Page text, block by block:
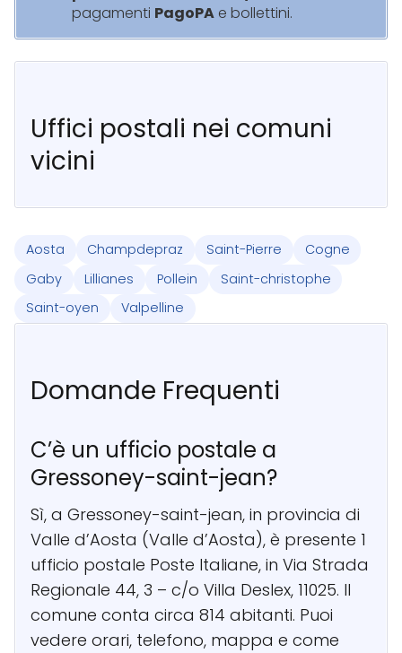
pagamenti PagoPA e bollettini.
Uffici postali nei comuni
vicini
Aosta Champdepraz Saint-Pierre
Cogne
Gaby
Lillianes Pollein
Saint-christophe
Saint-oyen
Valpelline
Domande Frequenti
C’è un ufficio postale a
Gressoney-saint-jean?
Sì, a Gressoney-saint-jean, in provincia di
Valle d’Aosta (Valle d’Aosta), è presente 1
ufficio postale Poste Italiane, in Via Strada
Regionale 44, 3 – c/o Villa Deslex, 11025. Il
comune conta circa 814 abitanti. Puoi
vedere orari, telefono, mappa e come